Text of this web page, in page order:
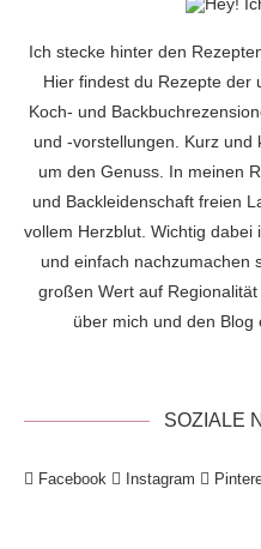
Ich stecke hinter den
Hier findest du Rezepte der
Koch- und
und -vorstellungen. Kurz und
um den Genuss. In meinen
und Backleidenschaft freien
vollem Herzblut. Wichtig dabei
und einfach nachzumachen
großen Wert auf
über mich und den Blog
SOZIALE
Facebook Instagram